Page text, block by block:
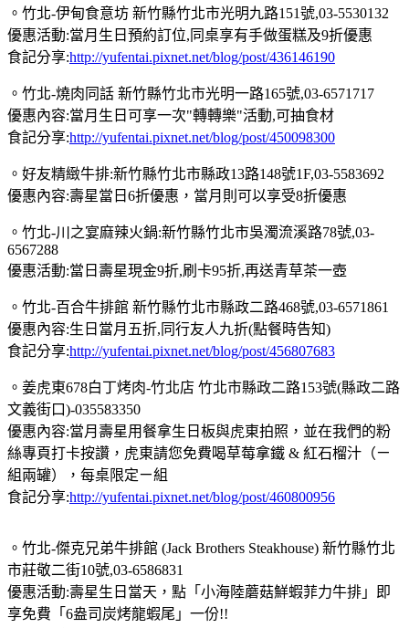
。竹北-伊甸食意坊 新竹縣竹北市光明九路151號,03-5530132
優惠活動:當月生日預約訂位,同桌享有手做蛋糕及9折優惠
食記分享:http://yufentai.pixnet.net/blog/post/436146190
。竹北-燒肉同話 新竹縣竹北市光明一路165號,03-6571717
優惠內容:當月生日可享一次"轉轉樂"活動,可抽食材
食記分享:http://yufentai.pixnet.net/blog/post/450098300
。好友精緻牛排:新竹縣竹北市縣政13路148號1F,03-5583692
優惠內容:壽星當日6折優惠，當月則可以享受8折優惠
。竹北-川之宴麻辣火鍋:新竹縣竹北市吳濁流溪路78號,03-
6567288
優惠活動:當日壽星現金9折,刷卡95折,再送青草茶一壺
。竹北-百合牛排館 新竹縣竹北市縣政二路468號,03-6571861
優惠內容:生日當月五折,同行友人九折(點餐時告知)
食記分享:http://yufentai.pixnet.net/blog/post/456807683
。姜虎東678白丁烤肉-竹北店 竹北市縣政二路153號(縣政二路
文義街口)-035583350
優惠內容:當月壽星用餐拿生日板與虎東拍照，並在我們的粉
絲專頁打卡按讚，虎東請您免費喝草莓拿鐵 & 紅石榴汁（ㄧ
組兩罐），每桌限定ㄧ組
食記分享:http://yufentai.pixnet.net/blog/post/460800956
。竹北-傑克兄弟牛排館 (Jack Brothers Steakhouse) 新竹縣竹北
市莊敬二街10號,03-6586831
優惠活動:壽星生日當天，點「小海陸蘑菇鮮蝦菲力牛排」即
享免費「6盎司炭烤龍蝦尾」一份!!